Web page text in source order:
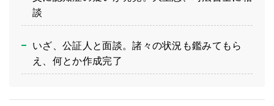
談
いざ、公証人と面談。諸々の状況も鑑みてもら
え、何とか作成完了